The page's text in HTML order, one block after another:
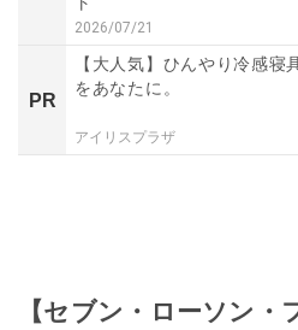
2026/07/21
PR
【大人気】ひんやり冷感寝
をあなたに。
アイリスプラザ
【セブン・ローソン